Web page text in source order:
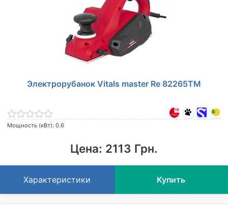
Электрорубанок Vitals master Re 82265TM
Мощность (кВт): 0.6
Цена: 2113 Грн.
Характеристики Купить